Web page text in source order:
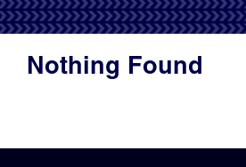
Productadvies
Nothing Found